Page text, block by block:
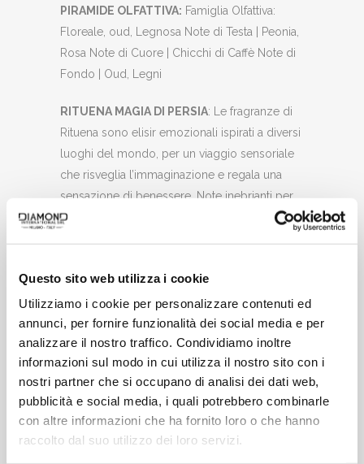
Questo sito web utilizza i cookie
Utilizziamo i cookie per personalizzare contenuti ed
annunci, per fornire funzionalità dei social media e per
analizzare il nostro traffico. Condividiamo inoltre
informazioni sul modo in cui utilizza il nostro sito con i
nostri partner che si occupano di analisi dei dati web,
pubblicità e social media, i quali potrebbero combinarle
con altre informazioni che ha fornito loro o che hanno
raccolto dal suo utilizzo dei loro servizi.
PIRAMIDE OLFATTIVA: Famiglia Olfattiva:
Floreale, oud, Legnosa Note di Testa | Peonia,
Rosa Note di Cuore | Chicchi di Caffè Note di
Fondo | Oud, Legni
RITUENA MAGIA DI PERSIA: Le fragranze di
Rituena sono elisir emozionali ispirati a diversi
luoghi del mondo, per un viaggio sensoriale
che risveglia l’immaginazione e regala una
sensazione di benessere. Note inebrianti per
sensi che uniscono il piacere del benessere
CONFEZIONE:Cofanetto elegante e raffinato,
perfetto come idea regalo e adatto per
qualsiasi occasione.
MADE IN ITALY:
Il cofanetto Rituena inebriante
Magia Di Persia è prodotto in Italia
CATEGORIE: BODYCARE, DONNA